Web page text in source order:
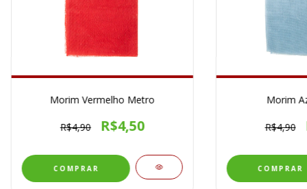
Morim Vermelho Metro
R$4,90 R$4,50
Morim
R$4,90